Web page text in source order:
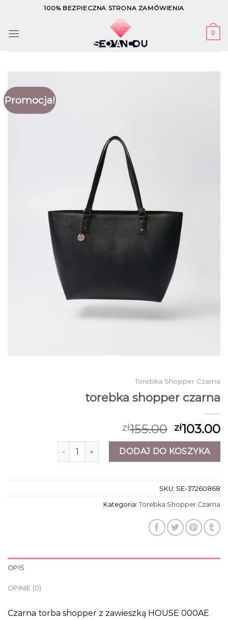
content
100% BEZPIECZNA STRONA ZAMÓWIENIA
0
Promocja!
Torebka Shopper Czarna
torebka shopper czarna
zł155.00 zł103.00
ilość torebka shopper czarnaDODAJ DO KOSZYKA
SKU: SE-37260868
Kategoria: Torebka Shopper Czarna
OPIS
OPINIE (0)
Czarna torba shopper z zawieszką HOUSE 000AE